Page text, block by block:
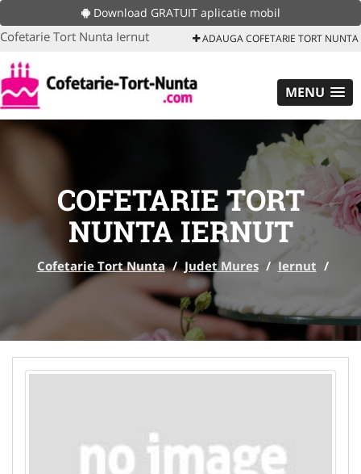
Download GRATUIT aplicatie mobil
Cofetarie Tort Nunta Iernut ADAUGA COFETARIE TORT NUNTA
MENU
COFETARIE TORT
NUNTA IERNUT
Cofetarie Tort Nunta / Judet Mures / Iernut /